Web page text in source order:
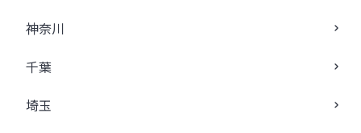
神奈川
千葉
埼玉